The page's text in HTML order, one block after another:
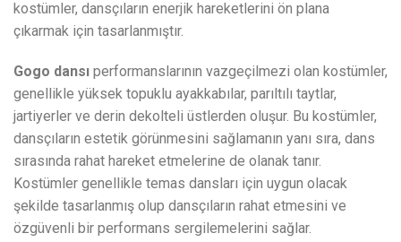
kostümler, dansçıların enerjik hareketlerini ön plana
çıkarmak için tasarlanmıştır.
Gogo dansı performanslarının vazgeçilmezi olan kostümler,
genellikle yüksek topuklu ayakkabılar, parıltılı taytlar,
jartiyerler ve derin dekolteli üstlerden oluşur. Bu kostümler,
dansçıların estetik görünmesini sağlamanın yanı sıra, dans
sırasında rahat hareket etmelerine de olanak tanır.
Kostümler genellikle temas dansları için uygun olacak
şekilde tasarlanmış olup dansçıların rahat etmesini ve
özgüvenli bir performans sergilemelerini sağlar.